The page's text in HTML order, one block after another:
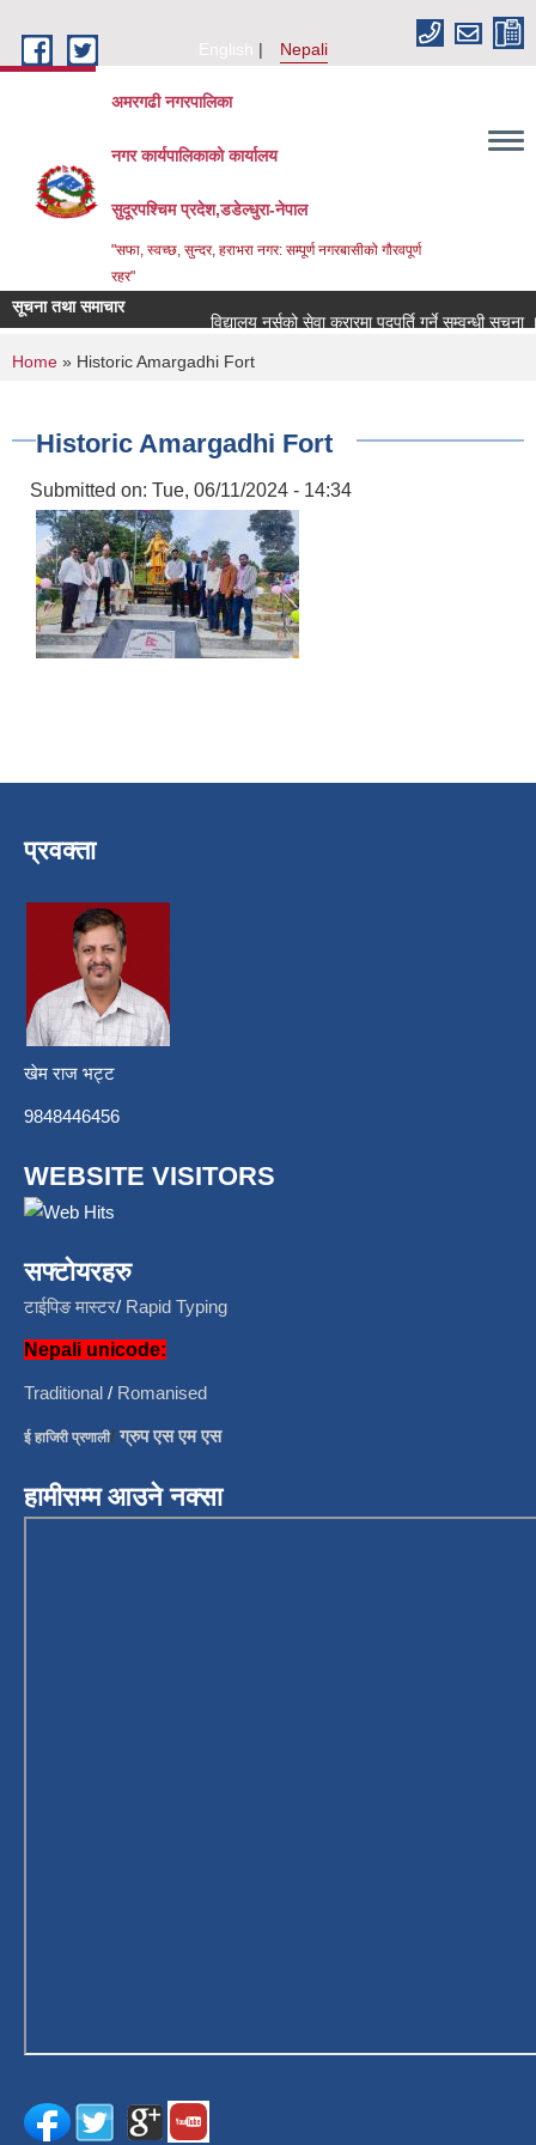
English
Nepali
अमरगढी नगरपालिका
नगर कार्यपालिकाको कार्यालय
सुदूरपश्चिम प्रदेश,डडेल्धुरा-नेपाल
"सफा, स्वच्छ, सुन्दर, हराभरा नगर: सम्पूर्ण नगरबासीको गौरवपूर्ण
रहर"
सूचना तथा समाचार
विद्यालय नर्सको सेवा करारमा पदपूर्ति गर्ने सम्वन्धी सूचना ।।
You are here
Home » Historic Amargadhi Fort
Historic Amargadhi Fort
Submitted on: Tue, 06/11/2024 - 14:34
प्रवक्ता
खेम राज भट्ट
9848446456
WEBSITE VISITORS
सफ्टोयरहरु
टाईपिङ मास्टर/ Rapid Typing
Nepali unicode:
Traditional / Romanised
ई हाजिरी प्रणाली/ग्रुप एस एम एस
हामीसम्म आउने नक्सा